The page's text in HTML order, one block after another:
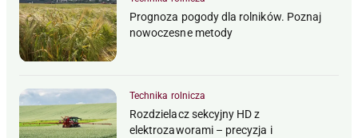
Prognoza pogody dla rolników. Poznaj
nowoczesne metody
Technika rolnicza
Rozdzielacz sekcyjny HD z
elektrozaworami – precyzja i